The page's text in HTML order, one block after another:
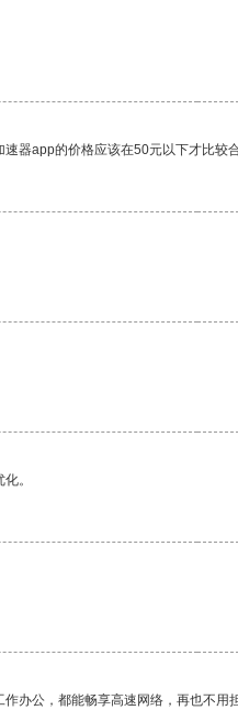
器app的价格应该在50元以下才比较合
。
办公，都能畅享高速网络，再也不用